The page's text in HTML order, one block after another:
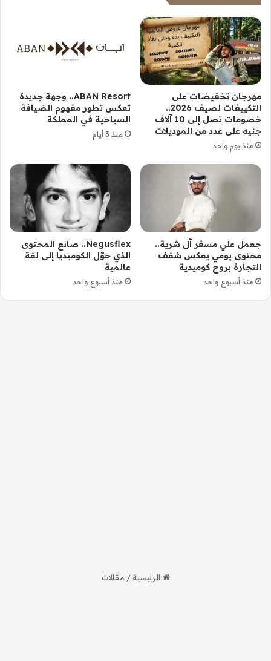
مهرجان تخفيضات على
التكييفات لصيف 2026..
خصومات تصل إلى 10 آلاف
جنيه على عدد من الموديلات
منذ يوم واحد
ABAN Resort.. وجهة جديدة
تعكس تطور مفهوم الضيافة
السياحية في المملكة
منذ 3 أيام
جعمل علي مسفر آل شرية..
محتوى يومي يعكس شغف
التجارة بروح كوميدية
منذ أسبوع واحد
Negusflex.. صانع المحتوى
الذي حوّل الكوميديا إلى لغة
عالمية
منذ أسبوع واحد